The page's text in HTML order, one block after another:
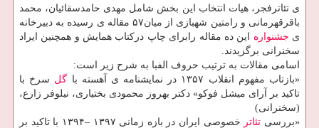
ی تئاترفجر، هیات انتخاب این بخش شامل مهدی حامدسقائیان، محمد
باقرقهرمانی و رامتین شهبازی از میان۵۷ مقاله ی رسیده به دبیرخانه
ی جشنواره این ده مقاله رابرای چاپ دركتاب همایش و همچنین ایراد
سخنرانی برگزیدند.
اسامی مقالات به ترتیب حروف الفبا به شرح زیر است:
«بازتاب مفهوم انقلاب ۱۳۵۷ در نمایشنامه ی آهسته با
گل سرخ با
تاكید بر آرای میشل فوكو» دكتر بهروز محمودی بختیاری، نیلوفر زارع،
(سخنرانی)
«بررسی تئاتر
خصوصی ایران در بازه زمانی ۱۳۹۷ –۱۳۹۴ با تاكید بر